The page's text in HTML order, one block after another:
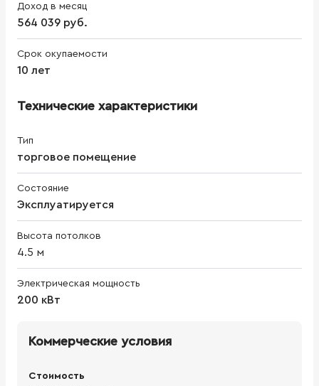
Доход в месяц
564 039 руб.
Срок окупаемости
10 лет
Технические характеристики
Тип
торговое помещение
Состояние
Эксплуатируется
Высота потолков
4.5 м
Электрическая мощность
200 кВт
Коммерческие условия
Стоимость